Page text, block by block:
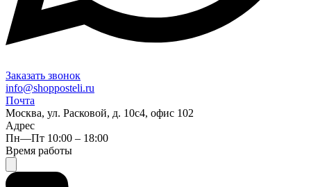
Заказать звонок
info@shopposteli.ru
Почта
Москва, ул. Расковой, д. 10с4, офис 102
Адрес
Пн—Пт 10:00 – 18:00
Время работы